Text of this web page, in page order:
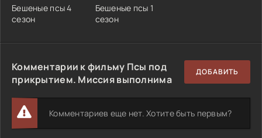
Бешеные псы 4
сезон
Бешеные псы 1
сезон
Комментарии к фильму Псы под
прикрытием. Миссия выполнима
ДОБАВИТЬ
Комментариев еще нет. Хотите быть первым?